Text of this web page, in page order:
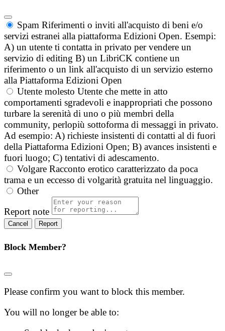
Spam Riferimenti o inviti all'acquisto di beni e/o
servizi estranei alla piattaforma Edizioni Open. Esempi:
A) un utente ti contatta in privato per vendere un
servizio di editing B) un LibriCK contiene un
riferimento o un link all'acquisto di un servizio esterno
alla Piattaforma Edizioni Open
Utente molesto Utente che mette in atto
comportamenti sgradevoli e inappropriati che possono
turbare la serenità di uno o più membri della
community, perlopiù sottoforma di messaggi in privato.
Ad esempio: A) richieste insistenti di contatti al di fuori
della Piattaforma Edizioni Open; B) avances insistenti e
fuori luogo; C) tentativi di adescamento.
Volgare Racconto erotico caratterizzato da poca
trama e un eccesso di volgarità gratuita nel linguaggio.
Other
Report note
Report
Block Member?
Please confirm you want to block this member.
You will no longer be able to: